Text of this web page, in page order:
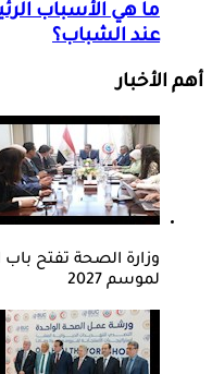
ما هي الأسباب
عند الشباب؟
أهم الأخبار
وزارة الصحة تفتح
لموسم 2027